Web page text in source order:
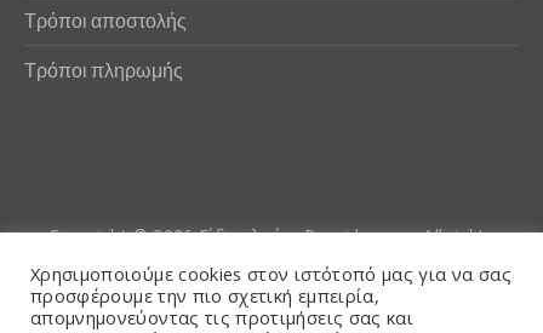
Τρόποι αποστολής
Τρόποι πληρωμής
Copyright © 2026Είδη αλιείας Poseidwnn.gr. All rights
reserved. Powered by
PlexusCore
Όροι και Προϋποθέσεις
Χρησιμοποιούμε cookies στον ιστότοπό μας για να σας
προσφέρουμε την πιο σχετική εμπειρία,
απομνημονεύοντας τις προτιμήσεις σας και